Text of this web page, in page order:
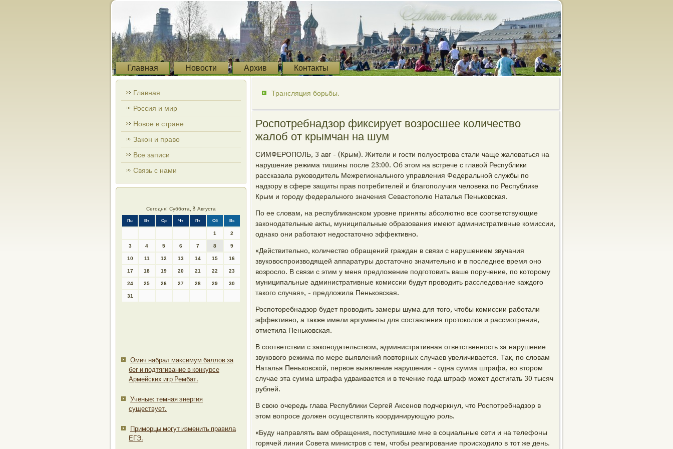
Главная Новости Архив Контакты
Главная
Россия и мир
Новое в стране
Закон и право
Все записи
Связь с нами
Сегодня: Суббота, 8 Августа
Пн Вт Ср Чт Пт Сб Вс
1 2
3 4 5 6 7 8 9
10 11 12 13 14 15 16
17 18 19 20 21 22 23
24 25 26 27 28 29 30
31
Омич набрал максимум баллов за
бег и подтягивание в конкурсе
Армейских игр Рембат.
Ученые: темная энергия
существует.
Приморцы могут изменить правила
ЕГЭ.
Трансляция борьбы.
Роспотребнадзор фиксирует возросшее количество
жалоб от крымчан на шум
СИМФЕРОПОЛЬ, 3 авг - (Крым). Жители и гости полуострова стали чаще жаловаться на
нарушение режима тишины после 23:00. Об этом на встрече с главой Республики
рассказала руководитель Межрегионального управления Федеральной службы по
надзору в сфере защиты прав потребителей и благополучия человека по Республике
Крым и городу федерального значения Севастополю Наталья Пеньковская.
По ее словам, на республиканском уровне приняты абсолютно все соответствующие
законодательные акты, муниципальные образования имеют административные комиссии,
однако они работают недостаточно эффективно.
«Действительно, количество обращений граждан в связи с нарушением звучания
звуковоспроизводящей аппаратуры достаточно значительно и в последнее время оно
возросло. В связи с этим у меня предложение подготовить ваше поручение, по которому
муниципальные административные комиссии будут проводить расследование каждого
такого случая», - предложила Пеньковская.
Роспоторебнадзор будет проводить замеры шума для того, чтобы комиссии работали
эффективно, а также имели аргументы для составления протоколов и рассмотрения,
отметила Пеньковская.
В соответствии с законодательством, административная ответственность за нарушение
звукового режима по мере выявлений повторных случаев увеличивается. Так, по словам
Наталья Пеньковской, первое выявление нарушения - одна сумма штрафа, во втором
случае эта сумма штрафа удваивается и в течение года штраф может достигать 30 тысяч
рублей.
В свою очередь глава Республики Сергей Аксенов подчеркнул, что Роспотребнадзор в
этом вопросе должен осуществлять координирующую роль.
«Буду направлять вам обращения, поступившие мне в социальные сети и на телефоны
горячей линии Совета министров с тем, чтобы реагирование происходило в тот же день.